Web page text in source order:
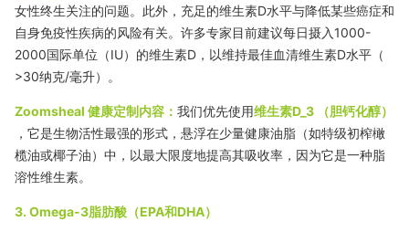
女性终生关注的问题。此外，充足的维生素D水平与降低某些癌症和
自身免疫性疾病的风险有关。许多专家目前建议每日摄入1000-
2000国际单位 （IU） 的维生素D，以维持最佳血清维生素D水平（
>30纳克/毫升）。
Zoomsheal 健康定制内容： 我们优先使用维生素D_3 （胆钙化醇）
，它是生物活性最强的形式，悬浮在少量健康油脂（如特级初榨橄
榄油或椰子油）中，以最大限度地提高其吸收率，因为它是一种脂
溶性维生素。
3. Omega-3脂肪酸（EPA和DHA）